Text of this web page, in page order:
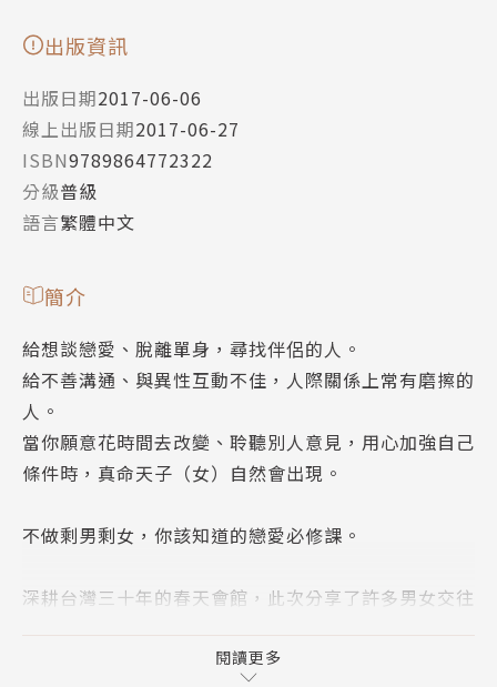
出版資訊
出版日期2017-06-06
線上出版日期2017-06-27
ISBN9789864772322
分級普級
語言繁體中文
簡介
給想談戀愛、脫離單身，尋找伴侶的人。
給不善溝通、與異性互動不佳，人際關係上常有磨擦的
人。
當你願意花時間去改變、聆聽別人意見，用心加強自己
條件時，真命天子（女）自然會出現。
不做剩男剩女，你該知道的戀愛必修課。
深耕台灣三十年的春天會館，此次分享了許多男女交往
期盼能引導適婚男女找到愛情，經營感情，做好兩性溝
閱讀更多